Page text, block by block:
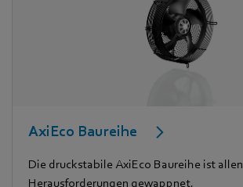
AxiEco Baureihe
Die druckstabile AxiEco Baureihe ist allen
Herausforderungen gewappnet.